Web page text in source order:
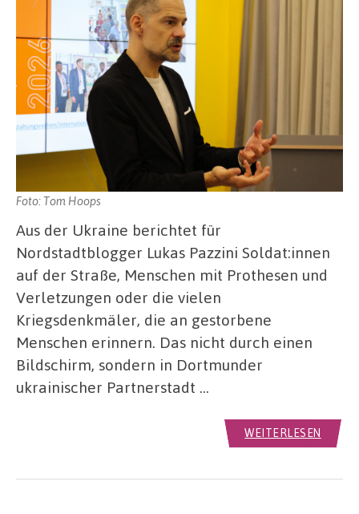
Foto: Tom Hoops
Aus der Ukraine berichtet für
Nordstadtblogger Lukas Pazzini Soldat:innen
auf der Straße, Menschen mit Prothesen und
Verletzungen oder die vielen
Kriegsdenkmäler, die an gestorbene
Menschen erinnern. Das nicht durch einen
Bildschirm, sondern in Dortmunder
ukrainischer Partnerstadt …
WEITERLESEN